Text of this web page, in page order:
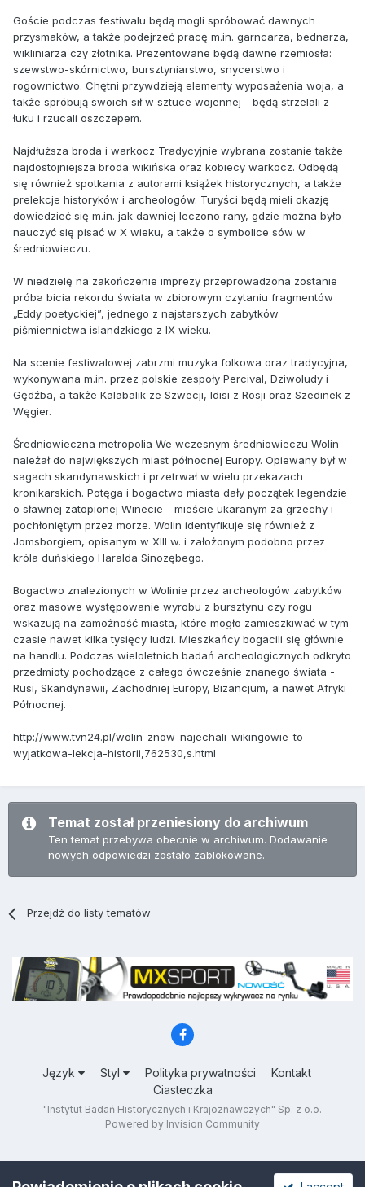
Goście podczas festiwalu będą mogli spróbować dawnych
przysmaków, a także podejrzeć pracę m.in. garncarza, bednarza,
wikliniarza czy złotnika. Prezentowane będą dawne rzemiosła:
szewstwo-skórnictwo, bursztyniarstwo, snycerstwo i
rogownictwo. Chętni przywdzieją elementy wyposażenia woja, a
także spróbują swoich sił w sztuce wojennej - będą strzelali z
łuku i rzucali oszczepem.
Najdłuższa broda i warkocz Tradycyjnie wybrana zostanie także
najdostojniejsza broda wikińska oraz kobiecy warkocz. Odbędą
się również spotkania z autorami książek historycznych, a także
prelekcje historyków i archeologów. Turyści będą mieli okazję
dowiedzieć się m.in. jak dawniej leczono rany, gdzie można było
nauczyć się pisać w X wieku, a także o symbolice sów w
średniowieczu.
W niedzielę na zakończenie imprezy przeprowadzona zostanie
próba bicia rekordu świata w zbiorowym czytaniu fragmentów
„Eddy poetyckiej”, jednego z najstarszych zabytków
piśmiennictwa islandzkiego z IX wieku.
Na scenie festiwalowej zabrzmi muzyka folkowa oraz tradycyjna,
wykonywana m.in. przez polskie zespoły Percival, Dziwoludy i
Gędźba, a także Kalabalik ze Szwecji, Idisi z Rosji oraz Szedinek z
Węgier.
Średniowieczna metropolia We wczesnym średniowieczu Wolin
należał do największych miast północnej Europy. Opiewany był w
sagach skandynawskich i przetrwał w wielu przekazach
kronikarskich. Potęga i bogactwo miasta dały początek legendzie
o sławnej zatopionej Winecie - mieście ukaranym za grzechy i
pochłoniętym przez morze. Wolin identyfikuje się również z
Jomsborgiem, opisanym w XIII w. i założonym podobno przez
króla duńskiego Haralda Sinozębego.
Bogactwo znalezionych w Wolinie przez archeologów zabytków
oraz masowe występowanie wyrobu z bursztynu czy rogu
wskazują na zamożność miasta, które mogło zamieszkiwać w tym
czasie nawet kilka tysięcy ludzi. Mieszkańcy bogacili się głównie
na handlu. Podczas wieloletnich badań archeologicznych odkryto
przedmioty pochodzące z całego ówcześnie znanego świata -
Rusi, Skandynawii, Zachodniej Europy, Bizancjum, a nawet Afryki
Północnej.
http://www.tvn24.pl/wolin-znow-najechali-wikingowie-to-
wyjatkowa-lekcja-historii,762530,s.html
Temat został przeniesiony do archiwum
Ten temat przebywa obecnie w archiwum. Dodawanie
nowych odpowiedzi zostało zablokowane.
Przejdź do listy tematów
Język Styl Polityka prywatności
Kontakt
Ciasteczka
"Instytut Badań Historycznych i Krajoznawczych" Sp. z o.o.
Powered by Invision Community